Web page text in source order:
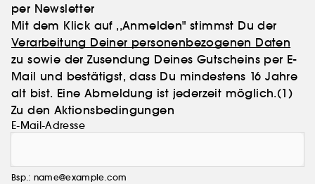
per Newsletter
Mit dem Klick auf ,,Anmelden" stimmst Du der
Verarbeitung Deiner personenbezogenen Daten
zu sowie der Zusendung Deines Gutscheins per E-
Mail und bestätigst, dass Du mindestens 16 Jahre
alt bist. Eine Abmeldung ist jederzeit möglich.(1)
Zu den Aktionsbedingungen
E-Mail-Adresse
Bsp.: name@example.com